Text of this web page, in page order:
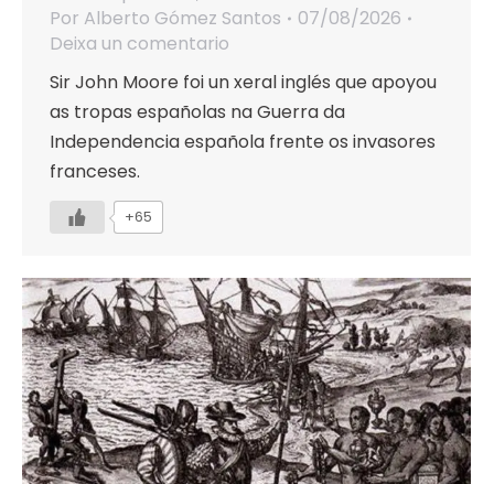
Por Alberto Gómez Santos
07/08/2026
Deixa un comentario
Sir John Moore foi un xeral inglés que apoyou
as tropas españolas na Guerra da
Independencia española frente os invasores
franceses.
+65